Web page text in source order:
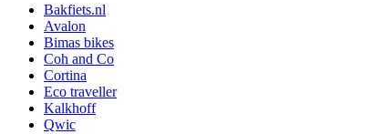
Bakfiets.nl
Avalon
Bimas bikes
Coh and Co
Cortina
Eco traveller
Kalkhoff
Qwic